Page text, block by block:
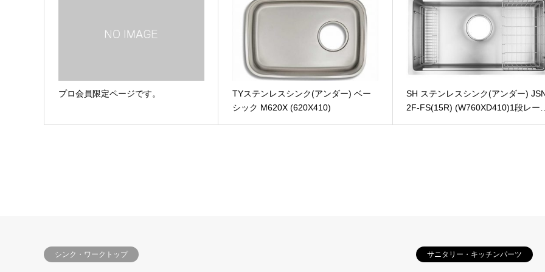
プロ会員限定ページです。
TYステンレスシンク(アンダー) ベー
シック M620X (620X410)
SH ステンレスシンク(アンダー)
2F-FS(15R) (W760XD410)1段レ
シンク・ワークトップ サニタリー・キッチンパーツ